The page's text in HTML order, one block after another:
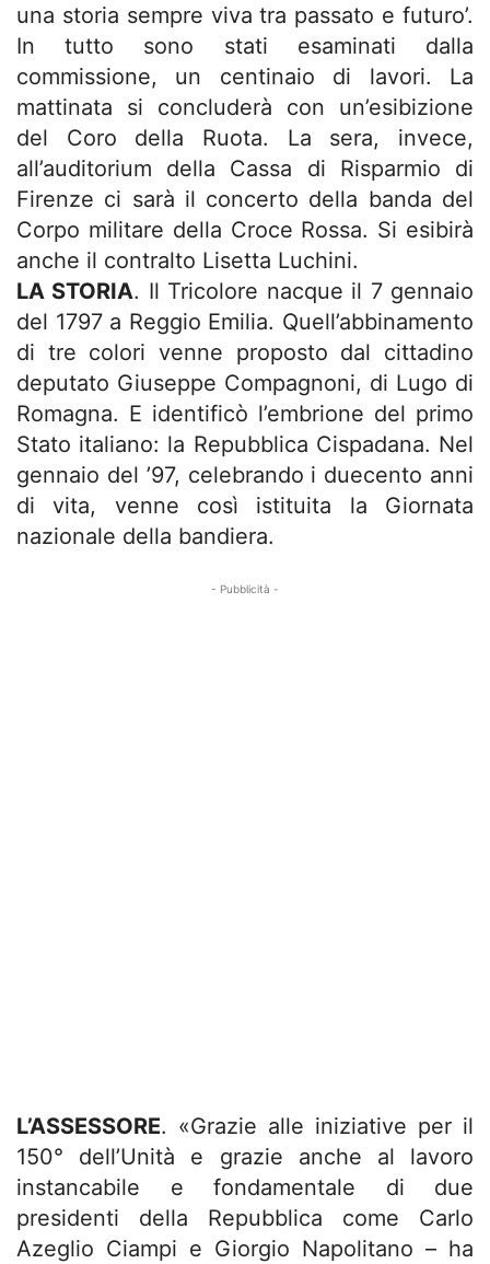
una storia sempre viva tra passato e futuro’.
In tutto sono stati esaminati dalla
commissione, un centinaio di lavori. La
mattinata si concluderà con un’esibizione
del Coro della Ruota. La sera, invece,
all’auditorium della Cassa di Risparmio di
Firenze ci sarà il concerto della banda del
Corpo militare della Croce Rossa. Si esibirà
anche il contralto Lisetta Luchini.
LA STORIA. Il Tricolore nacque il 7 gennaio
del 1797 a Reggio Emilia. Quell’abbinamento
di tre colori venne proposto dal cittadino
deputato Giuseppe Compagnoni, di Lugo di
Romagna. E identificò l’embrione del primo
Stato italiano: la Repubblica Cispadana. Nel
gennaio del ’97, celebrando i duecento anni
di vita, venne così istituita la Giornata
nazionale della bandiera.
- Pubblicità -
L’ASSESSORE. «Grazie alle iniziative per il
150° dell’Unità e grazie anche al lavoro
instancabile e fondamentale di due
presidenti della Repubblica come Carlo
Azeglio Ciampi e Giorgio Napolitano – ha